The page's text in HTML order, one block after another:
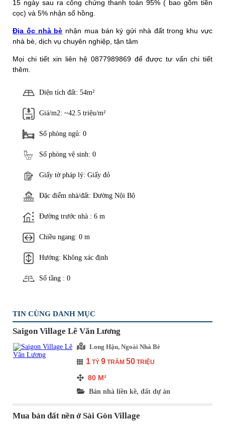
15 ngày sau ra công chứng thanh toán 95% ( bao gồm tiền
cọc) và 5% nhận sổ hồng.
Địa ốc nhà bè nhận mua bán ký gửi nhà đất trong khu vực
nhà bè, dịch vụ chuyên nghiệp, tận tâm
Mọi chi tiết xin liên hệ 0877989869 để được tư vấn chi tiết
thêm.
Diện tích đất: 54m²
Giá/m2: ~42.5 triệu/m²
Số phòng ngủ: 0
Số phòng vệ sinh: 0
Giấy tờ pháp lý: Giấy đỏ
Đặc điểm nhà/đất: Đường Nội Bộ
Đường trước nhà : 6 m
Chiều ngang: 0 m
Hướng: Không xác định
Số tầng : 0
TIN CÙNG DANH MỤC
Saigon Village Lê Văn Lương
Long Hậu, Ngoài Nhà Bè
1 TỶ9 TRĂM50 TRIỆU
80 M²
Bán nhà liền kề, đất dự án
Mua bán đất nền ở Sài Gòn Village